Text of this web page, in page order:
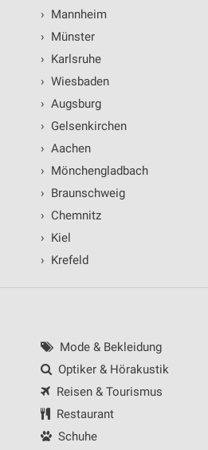
› Mannheim
› Münster
› Karlsruhe
› Wiesbaden
› Augsburg
› Gelsenkirchen
› Aachen
› Mönchengladbach
› Braunschweig
› Chemnitz
› Kiel
› Krefeld
Mode & Bekleidung
Optiker & Hörakustik
Reisen & Tourismus
Restaurant
Schuhe